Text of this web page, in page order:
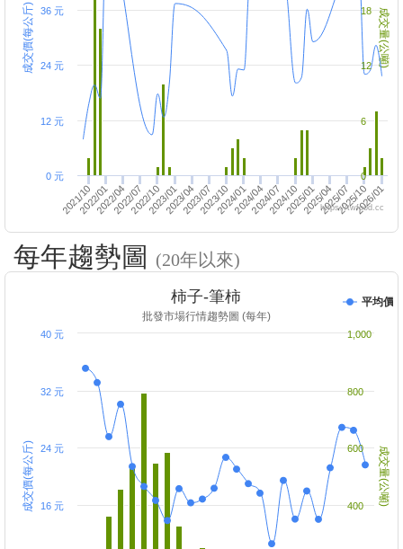
成交價(每公斤) 成交量(公噸)
2021/102022/012022/042022/072022/102023/012023/042023/072023/102024/012024/042024/072024/102025/012025/042025/072025/102026/01
0 元
12 元
24 元
36 元
0
6
12
18
https://twfood.cc
每年趨勢圖 (20年以來)
成交價(每公斤) 成交量(公噸)
柿子-筆柿
批發市場行情趨勢圖 (每年)
平均價
16 元
24 元
32 元
40 元
400
600
800
1,000